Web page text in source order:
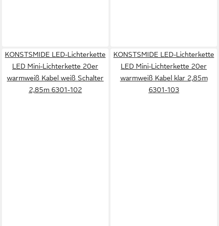
KONSTSMIDE LED-Lichterkette
LED Mini-Lichterkette 20er
warmweiß Kabel weiß Schalter
2,85m 6301-102
KONSTSMIDE LED-Lichterkette
LED Mini-Lichterkette 20er
warmweiß Kabel klar 2,85m
6301-103